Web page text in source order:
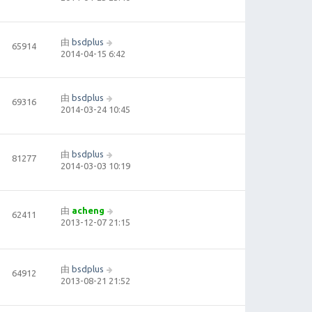
65914 由 bsdplus
2014-04-15 6:42
69316 由 bsdplus
2014-03-24 10:45
81277 由 bsdplus
2014-03-03 10:19
62411 由 acheng
2013-12-07 21:15
64912 由 bsdplus
2013-08-21 21:52